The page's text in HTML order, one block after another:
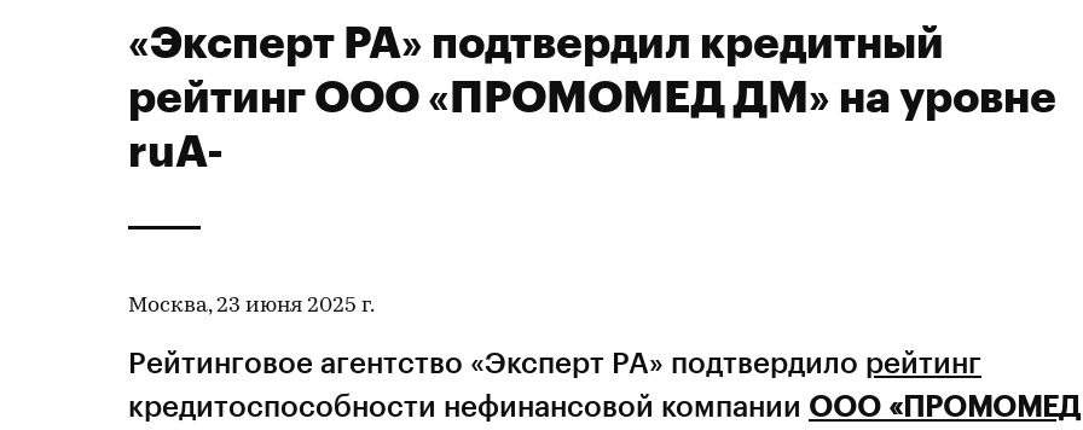
«Эксперт РА» подтвердил кредитный
рейтинг ООО «ПРОМОМЕД ДМ» на уровне
ruA-
Москва, 23 июня 2025 г.
Рейтинговое агентство «Эксперт РА» подтвердило рейтинг
кредитоспособности нефинансовой компании ООО «ПРОМОМЕД